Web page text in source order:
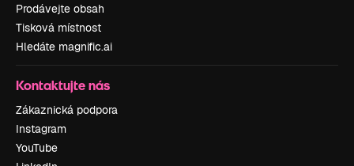
Prodávejte obsah
Tisková místnost
Hledáte magnific.ai
Kontaktujte nás
Zákaznická podpora
Instagram
YouTube